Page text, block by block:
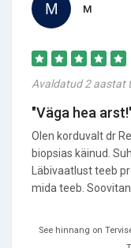
M
Avaldatud 2 aastat
"Väga hea
Olen korduvalt dr
biopsias käinud.
Läbivaatlust teeb
mida teeb.
See hinnang on